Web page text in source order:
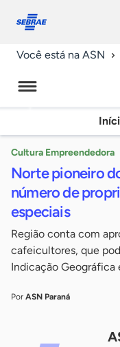
conosco
Você está na ASN
Cultura Empreendedora
Norte pioneiro
número de
especiais
Região conta com
cafeicultores, que
Indicação Geográfica
Por ASN Paraná